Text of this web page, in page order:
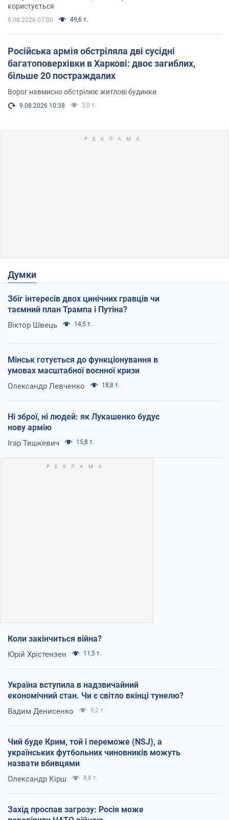
користується
9.08.2026 07:00 49,6 т.
Російська армія обстріляла дві сусідні
багатоповерхівки в Харкові: двоє загиблих,
більше 20 постраждалих
Ворог навмисно обстрілює житлові будинки
9.08.2026 10:38 3,0 т.
Думки
Збіг інтересів двох цинічних гравців чи
таємний план Трампа і Путіна?
Віктор Швець 14,5 т.
Мінськ готується до функціонування в
умовах масштабної воєнної кризи
Олександр Левченко 18,8 т.
Ні зброї, ні людей: як Лукашенко будує
нову армію
Ігар Тишкевич 15,8 т.
Коли закінчиться війна?
Юрій Хрістензен 11,5 т.
Україна вступила в надзвичайний
економічний стан. Чи є світло вкінці тунелю?
Вадим Денисенко 9,2 т.
Чий буде Крим, той і переможе (NSJ), а
українських футбольних чиновників можуть
назвати вбивцями
Олександр Кірш 8,8 т.
Захід проспав загрозу: Росія може